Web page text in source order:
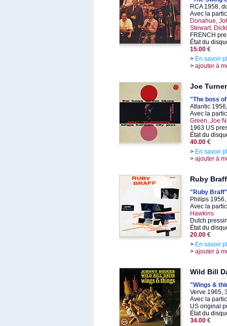
RCA 1958,
Avec la
Donahue,
Stewart,
FRENCH
État du
15.00 €
> En savoir
> ajouter à
Joe Turner
"The boss
Atlantic
Avec la
Green, Joe
1963 US
État du
40.00 €
> En savoir
> ajouter à
Ruby Braff
"Ruby Braff"
Philips
Avec la
Hawkins
Dutch
État du
20.00 €
> En savoir
> ajouter à
Wild Bill
"Wings &
Verve 1965,
Avec la
US original
État du
34.00 €